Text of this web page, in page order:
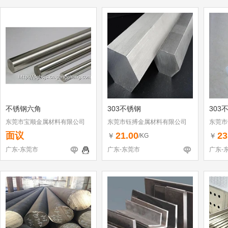
不锈钢六角
东莞市宝顺金属材料有限公司
面议
广东-东莞市
303不锈钢
东莞市钰搏金属材料有限公司
￥ 21.00/KG
广东-东莞市
303
东莞
￥
广东-